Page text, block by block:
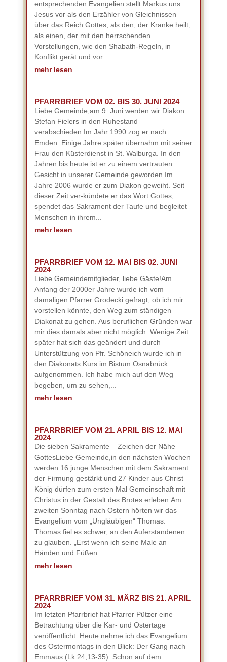
entsprechenden Evangelien stellt Markus uns
Jesus vor als den Erzähler von Gleichnissen
über das Reich Gottes, als den, der Kranke heilt,
als einen, der mit den herrschenden
Vorstellungen, wie den Shabath-Regeln, in
Konflikt gerät und vor...
mehr lesen
PFARRBRIEF VOM 02. BIS 30. JUNI 2024
Liebe Gemeinde,am 9. Juni werden wir Diakon
Stefan Fielers in den Ruhestand
verabschieden.Im Jahr 1990 zog er nach
Emden. Einige Jahre später übernahm mit seiner
Frau den Küsterdienst in St. Walburga. In den
Jahren bis heute ist er zu einem vertrauten
Gesicht in unserer Gemeinde geworden.Im
Jahre 2006 wurde er zum Diakon geweiht. Seit
dieser Zeit ver-kündete er das Wort Gottes,
spendet das Sakrament der Taufe und begleitet
Menschen in ihrem...
mehr lesen
PFARRBRIEF VOM 12. MAI BIS 02. JUNI
2024
Liebe Gemeindemitglieder, liebe Gäste!Am
Anfang der 2000er Jahre wurde ich vom
damaligen Pfarrer Grodecki gefragt, ob ich mir
vorstellen könnte, den Weg zum ständigen
Diakonat zu gehen. Aus beruflichen Gründen war
mir dies damals aber nicht möglich. Wenige Zeit
später hat sich das geändert und durch
Unterstützung von Pfr. Schöneich wurde ich in
den Diakonats Kurs im Bistum Osnabrück
aufgenommen. Ich habe mich auf den Weg
begeben, um zu sehen,...
mehr lesen
PFARRBRIEF VOM 21. APRIL BIS 12. MAI
2024
Die sieben Sakramente – Zeichen der Nähe
GottesLiebe Gemeinde,in den nächsten Wochen
werden 16 junge Menschen mit dem Sakrament
der Firmung gestärkt und 27 Kinder aus Christ
König dürfen zum ersten Mal Gemeinschaft mit
Christus in der Gestalt des Brotes erleben.Am
zweiten Sonntag nach Ostern hörten wir das
Evangelium vom „Ungläubigen“ Thomas.
Thomas fiel es schwer, an den Auferstandenen
zu glauben. „Erst wenn ich seine Male an
Händen und Füßen...
mehr lesen
PFARRBRIEF VOM 31. MÄRZ BIS 21. APRIL
2024
Im letzten Pfarrbrief hat Pfarrer Pützer eine
Betrachtung über die Kar- und Ostertage
veröffentlicht. Heute nehme ich das Evangelium
des Ostermontags in den Blick: Der Gang nach
Emmaus (Lk 24,13-35). Schon auf dem